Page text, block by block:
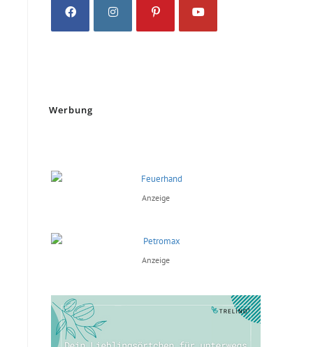
tab
Werbung
Anzeige
Anzeige